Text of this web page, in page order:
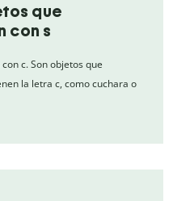
que
con s
c. Son objetos que
la letra c, como cuchara o